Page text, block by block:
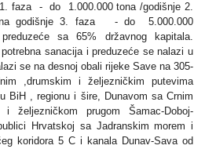
faza
- do
1.000.000 tona /godišnje 2.
godišnje 3. faza - do
5.000.000
sa 65% državnog kapitala.
sanacija i preduzeće se nalazi u
se na desnoj obali rijeke Save na 305-
,drumskim i željezničkim putevima
BiH , regionu i šire, Dunavom sa Crnim
željezničkom prugom Šamac-Doboj-
Hrvatskoj sa Jadranskim morem i
koridora 5 C i kanala Dunav-Sava od